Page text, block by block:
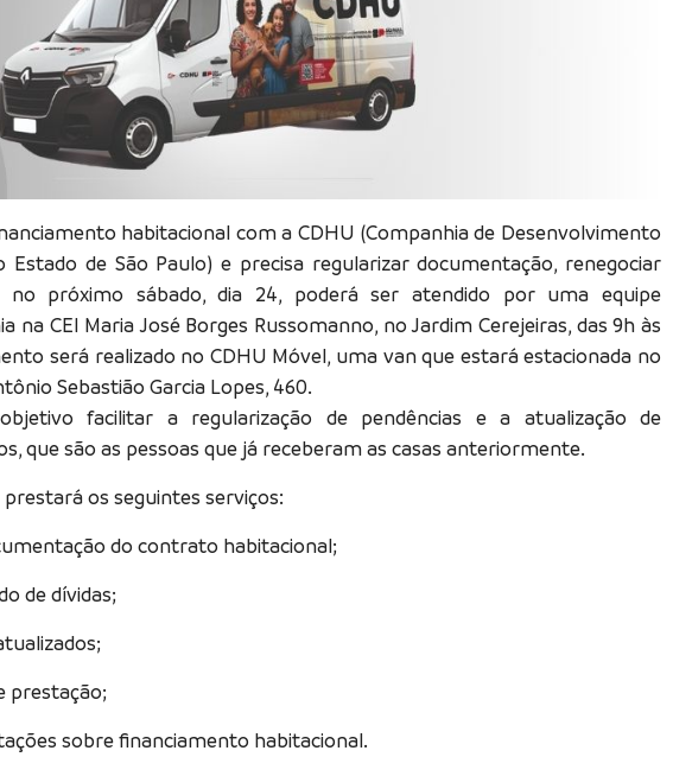
habitacional com a CDHU (Companhia de Desenvolvimento
de São Paulo) e precisa regularizar documentação, renegociar
no próximo sábado, dia 24, poderá ser atendido por uma equipe
na CEI Maria José Borges Russomanno, no Jardim Cerejeiras, das 9h às
será realizado no CDHU Móvel, uma van que estará estacionada no
Sebastião Garcia Lopes, 460.
facilitar a regularização de pendências e a atualização de
que são as pessoas que já receberam as casas anteriormente.
os seguintes serviços:
do contrato habitacional;
de dívidas;
prestação;
sobre financiamento habitacional.